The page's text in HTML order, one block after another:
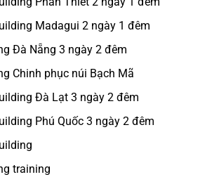
Madagui 2 ngày 1 đêm
Đà Nẵng 3 ngày 2 đêm
Chinh phục núi Bạch Mã
Đà Lạt 3 ngày 2 đêm
Phú Quốc 3 ngày 2 đêm
training